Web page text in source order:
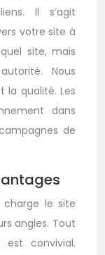
Il s’agit
votre site à
site, mais
Nous
la qualité. Les
dans
de
charge le site
angles. Tout
est convivial.